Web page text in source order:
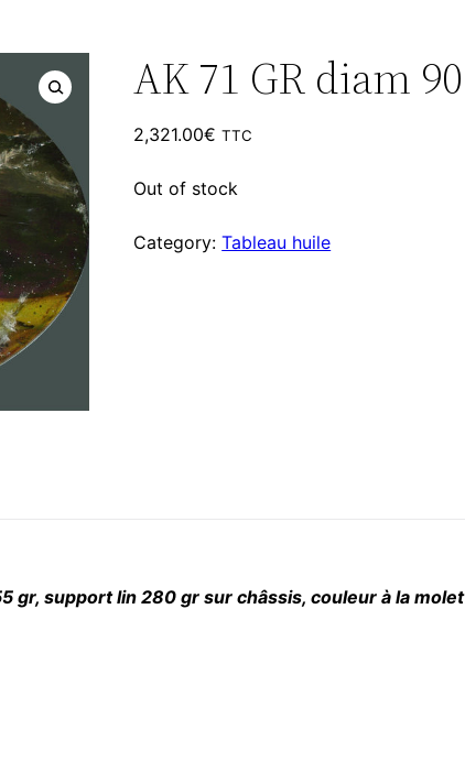
AK 71 GR diam
2,321.00€ TTC
Out of stock
Category:Tableau huile
gr, support lin 280 gr sur châssis, couleur à la